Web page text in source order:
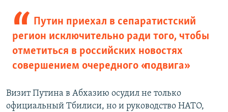
Путин приехал в сепаратистский
регион исключительно ради того, чтобы
отметиться в российских новостях
совершением очередного «подвига»
Визит Путина в Абхазию осудил не только
официальный Тбилиси, но и руководство НАТО,